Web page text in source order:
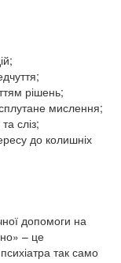
рішень;
мислення;
сліз;
до колишніх
допомоги на
– це
так само